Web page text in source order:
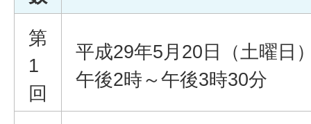
第
1
回
平成29年5月20日（土曜日
午後2時～午後3時30分